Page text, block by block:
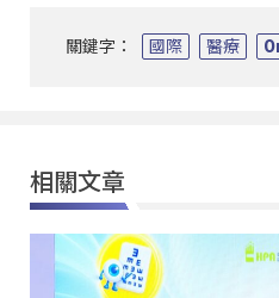
關鍵字： 國際 醫療
相關文章